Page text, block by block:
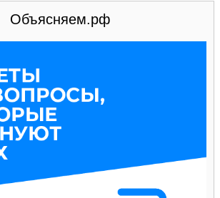
Объясняем.рф